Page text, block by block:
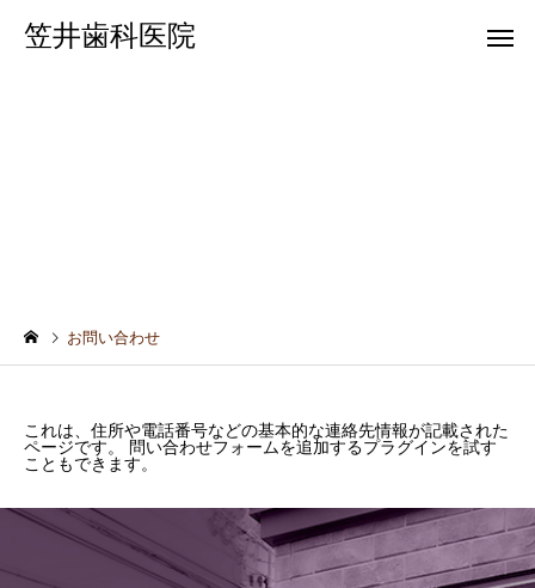
笠井歯科医院
お問い合わせ
これは、住所や電話番号などの基本的な連絡先情報が記載された
ページです。 問い合わせフォームを追加するプラグインを試す
こともできます。